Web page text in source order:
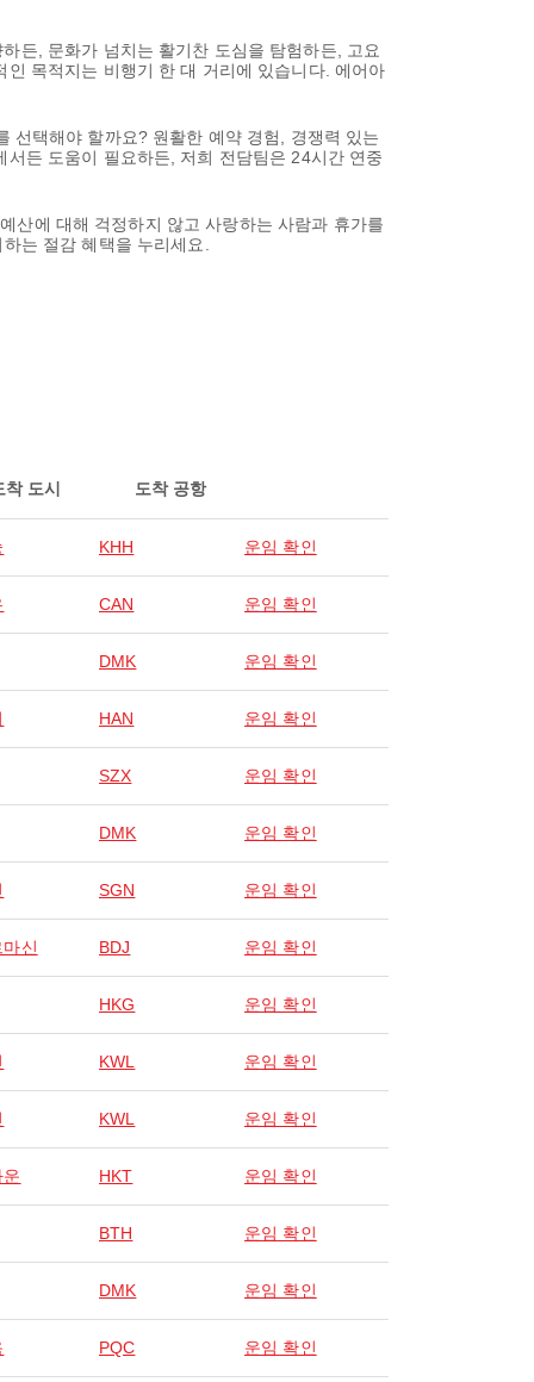
든, 문화가 넘치는 활기찬 도심을 탐험하든, 고요
목적지는 비행기 한 대 거리에 있습니다. 에어아
선택해야 할까요? 원활한 예약 경험, 경쟁력 있는
든 도움이 필요하든, 저희 전담팀은 24시간 연중
산에 대해 걱정하지 않고 사랑하는 사람과 휴가를
는 절감 혜택을 누리세요.
착 도시 도착 공항
KHH 운임 확인
CAN 운임 확인
DMK 운임 확인
HAN 운임 확인
SZX 운임 확인
DMK 운임 확인
SGN 운임 확인
신 BDJ 운임 확인
HKG 운임 확인
KWL 운임 확인
KWL 운임 확인
HKT 운임 확인
BTH 운임 확인
DMK 운임 확인
PQC 운임 확인